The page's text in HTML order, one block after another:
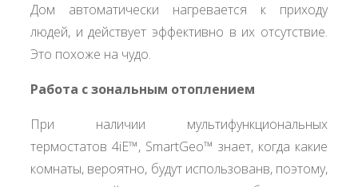
Дом автоматически нагревается к приходу
людей, и действует эффективно в их отсутствие.
Это похоже на чудо.
Работа с зональным отоплением
При наличии мультифункциональных
термостатов 4iE™, SmartGeo™ знает, когда какие
комнаты, вероятно, будут использованв, поэтому,